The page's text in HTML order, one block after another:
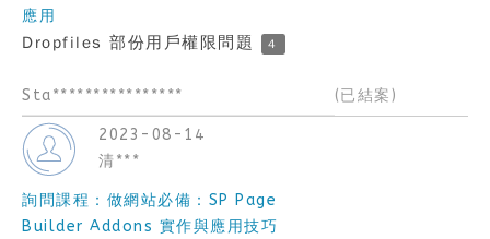
應用
Dropfiles 部份用戶權限問題 4
Sta**************** (已結案)
2023-08-14
清***
詢問課程：做網站必備：SP Page
Builder Addons 實作與應用技巧